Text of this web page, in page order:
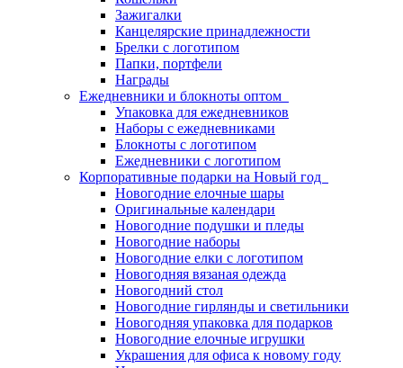
Зажигалки
Канцелярские принадлежности
Брелки с логотипом
Папки, портфели
Награды
Ежедневники и блокноты оптом
Упаковка для ежедневников
Наборы с ежедневниками
Блокноты с логотипом
Ежедневники с логотипом
Корпоративные подарки на Новый год
Новогодние елочные шары
Оригинальные календари
Новогодние подушки и пледы
Новогодние наборы
Новогодние елки с логотипом
Новогодняя вязаная одежда
Новогодний стол
Новогодние гирлянды и светильники
Новогодняя упаковка для подарков
Новогодние елочные игрушки
Украшения для офиса к новому году